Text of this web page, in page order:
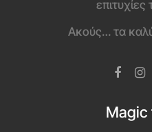
Ακούς… τα
Magic